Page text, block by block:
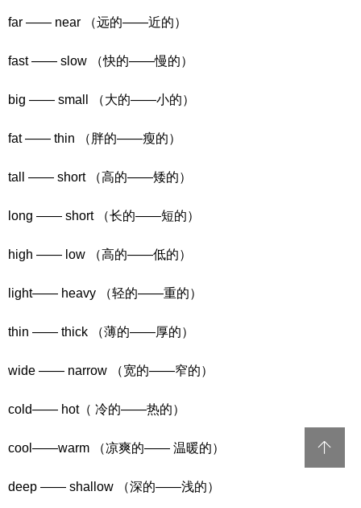
far —— near （远的——近的）
fast —— slow （快的——慢的）
big —— small （大的——小的）
fat —— thin （胖的——瘦的）
tall —— short （高的——矮的）
long —— short （长的——短的）
high —— low （高的——低的）
light—— heavy （轻的——重的）
thin —— thick （薄的——厚的）
wide —— narrow （宽的——窄的）
cold—— hot（ 冷的——热的）
cool——warm （凉爽的—— 温暖的）
deep —— shallow （深的——浅的）